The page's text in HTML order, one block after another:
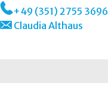
+49 (351) 2755 3696
Claudia Althaus